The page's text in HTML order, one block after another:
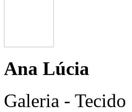
Ana Lúcia
Galeria - Tecido